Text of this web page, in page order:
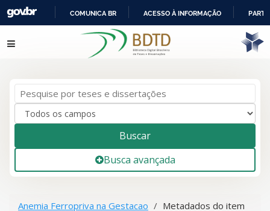
IR
PARA
COMUNICA BR ACESSO À INFORMAÇÃO
Pular para o conteúdo
Buscar
Busca avançada
Anemia Ferropriva na Gestacao Metadados do item